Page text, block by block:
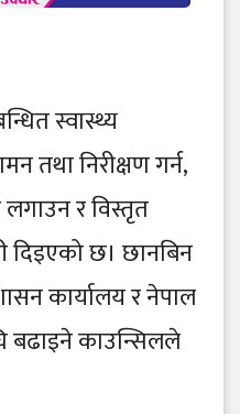
स्वास्थ्य
तथा निरीक्षण गर्न,
लगाउन र विस्तृत
दिइएको छ। छानबिन
कार्यालय र नेपाल
बढाइने काउन्सिलले